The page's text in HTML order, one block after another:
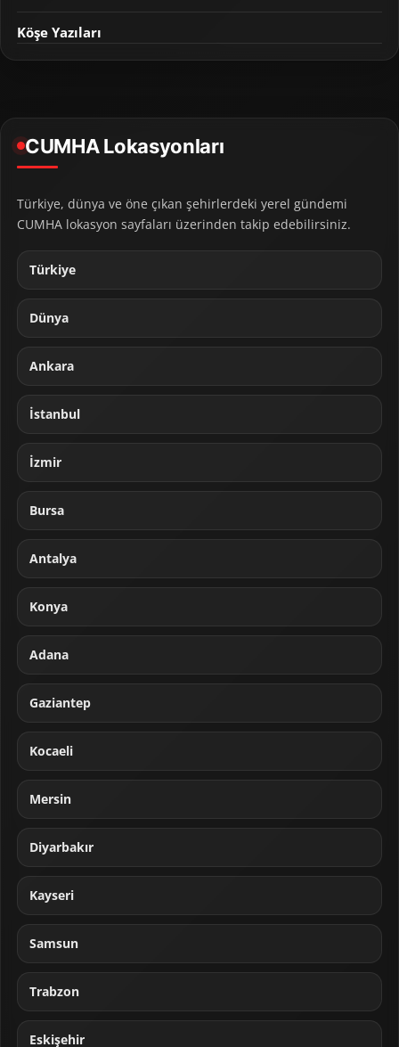
Köşe Yazıları
CUMHA Lokasyonları
Türkiye, dünya ve öne çıkan şehirlerdeki yerel gündemi
CUMHA lokasyon sayfaları üzerinden takip edebilirsiniz.
Türkiye
Dünya
Ankara
İstanbul
İzmir
Bursa
Antalya
Konya
Adana
Gaziantep
Kocaeli
Mersin
Diyarbakır
Kayseri
Samsun
Trabzon
Eskişehir